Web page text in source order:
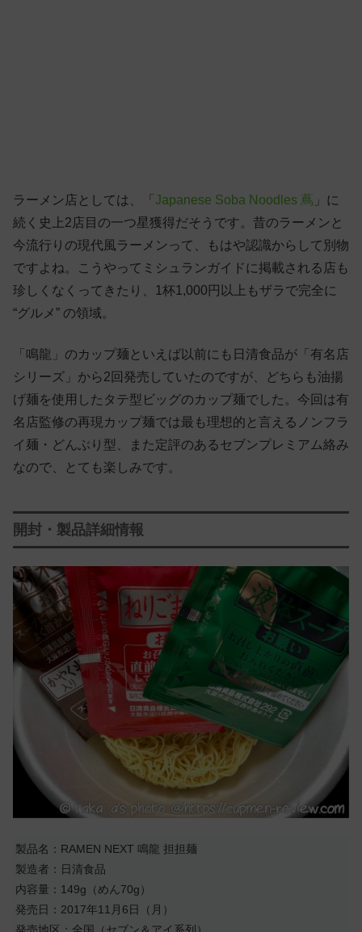
ラーメン店としては、「 Japanese Soba Noodles 蔦 」に
続く史上2店目の一つ星獲得だそうです。昔のラーメンと
今流行りの現代風ラーメンって、もはや認識からして別物
ですよね。こうやってミシュランガイドに掲載される店も
珍しくなくってきたり、1杯1,000円以上もザラで完全に
“グルメ” の領域。
「鳴龍」のカップ麺といえば以前にも日清食品が「有名店
シリーズ」から2回発売していたのですが、どちらも油揚
げ麺を使用したタテ型ビッグのカップ麺でした。今回は有
名店監修の再現カップ麺では最も理想的と言えるノンフラ
イ麺・どんぶり型、また定評のあるセブンプレミアム絡み
なので、とても楽しみです。
開封・製品詳細情報
製品名：RAMEN NEXT 鳴龍 担担麺
製造者：日清食品
内容量：149g（めん70g）
発売日：2017年11月6日（月）
発売地区：全国（セブン＆アイ系列）